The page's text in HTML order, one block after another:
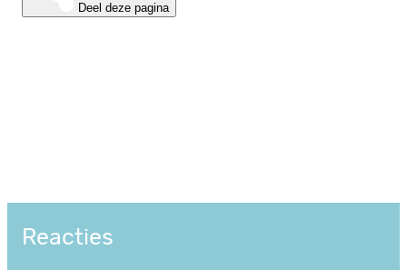
Deel deze pagina
Reacties